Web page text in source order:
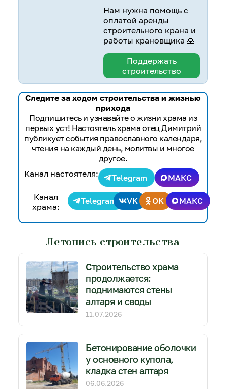
Нам нужна помощь с
оплатой аренды
строительного крана и
работы крановщика 🙏
Поддержать
строительство
Следите за ходом строительства и жизнью
прихода
Подпишитесь и узнавайте о жизни храма из
первых уст! Настоятель храма отец Димитрий
публикует события православного календаря,
чтения на каждый день, молитвы и многое
другое.
Канал настоятеля:
Telegram
МАКС
Канал
храма:
Telegram VK OK МАКС
Летопись строительства
Строительство храма
продолжается:
поднимаются стены
алтаря и своды
11.07.2026
Бетонирование оболочки
у основного купола,
кладка стен алтаря
06.06.2026